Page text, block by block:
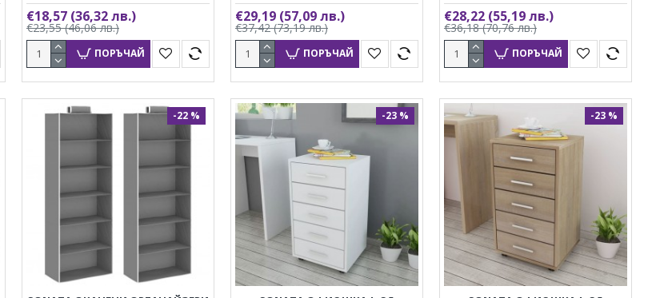
€18,57 (36,32 лв.)
€23,55(46,06 лв.)
ПОРЪЧАЙ
€29,19 (57,09 лв.)
€37,42(73,19 лв.)
ПОРЪЧАЙ
€28,22 (55,19 лв.)
€36,18(70,76 лв.)
ПОРЪЧАЙ
-22 % -23 % -23 %